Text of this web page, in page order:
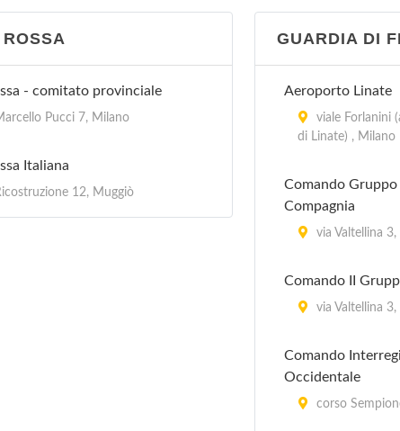
La Madonnina
San Babila Day
via Antonio
San Camillo
- comitato provinciale
Pucci 7, Milano
Italiana
12, Muggiò
GUARDIA DI
Aeroporto Linate
viale Forlanini
di Linate) , Milano
Comando Gruppo
Compagnia
via Valtellina
Comando II
via Valtellina
Comando
Occidentale
corso